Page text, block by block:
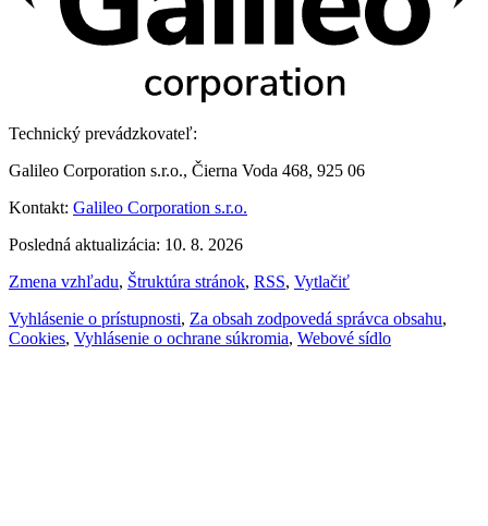
Technický prevádzkovateľ:
Galileo Corporation s.r.o., Čierna Voda 468, 925 06
Kontakt: Galileo Corporation s.r.o.
Posledná aktualizácia: 10. 8. 2026
Zmena vzhľadu, Štruktúra stránok, RSS, Vytlačiť
Vyhlásenie o prístupnosti, Za obsah zodpovedá správca obsahu,
Cookies, Vyhlásenie o ochrane súkromia, Webové sídlo